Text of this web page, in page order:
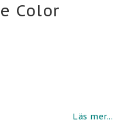
Color
Läs mer...